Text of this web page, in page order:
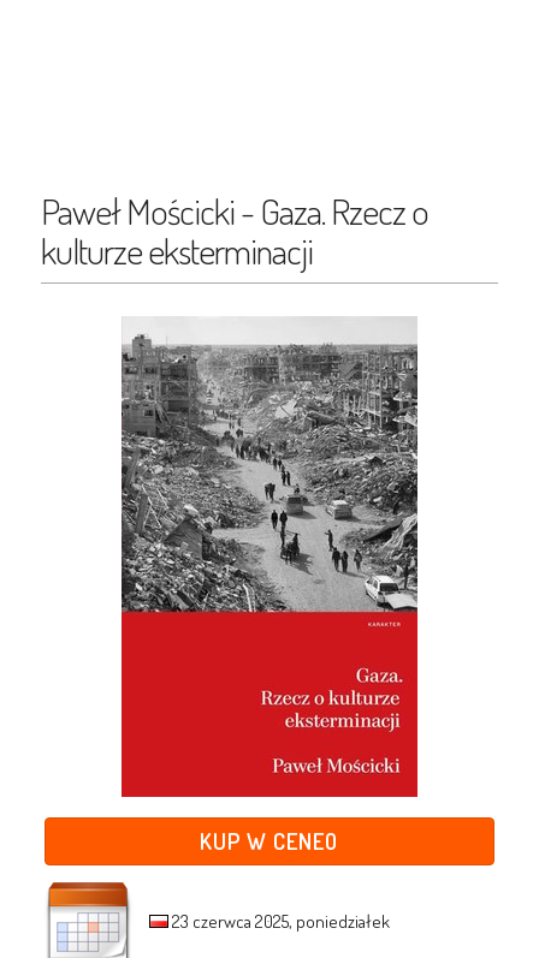
Paweł Mościcki - Gaza. Rzecz o
kulturze eksterminacji
KUP W CENEO
23 czerwca 2025, poniedziałek